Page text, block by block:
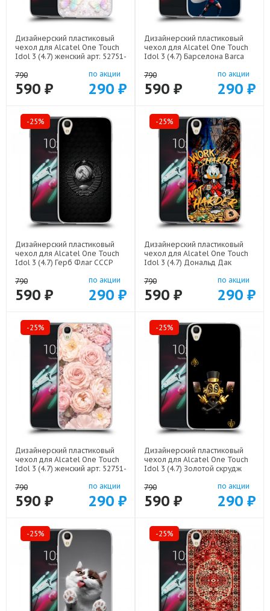
Дизайнерский пластиковый
чехол для Alcatel One Touch
Idol 3 (4.7) женский арт: 52751-
790
590 ₽
по акции
290 ₽
Дизайнерский пластиковый
чехол для Alcatel One Touch
Idol 3 (4.7) Барселона Barca
790
590 ₽
по акции
290 ₽
-25%
Дизайнерский пластиковый
чехол для Alcatel One Touch
Idol 3 (4.7) Герб Флаг СССР
790
590 ₽
по акции
290 ₽
-25%
Дизайнерский пластиковый
чехол для Alcatel One Touch
Idol 3 (4.7) Дональд Дак
790
590 ₽
по акции
290 ₽
-25%
Дизайнерский пластиковый
чехол для Alcatel One Touch
Idol 3 (4.7) женский арт: 52751-
790
590 ₽
по акции
290 ₽
-25%
Дизайнерский пластиковый
чехол для Alcatel One Touch
Idol 3 (4.7) Золотой скрудж
790
590 ₽
по акции
290 ₽
-25% -25%